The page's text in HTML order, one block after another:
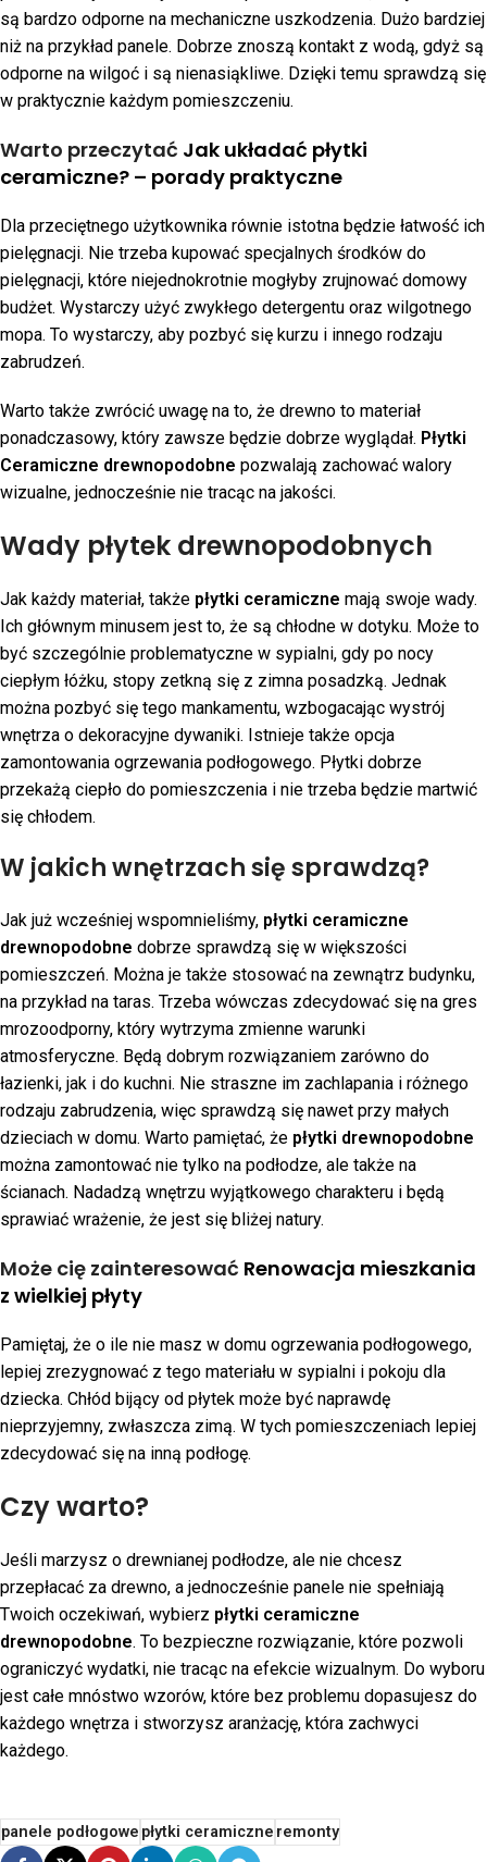
są bardzo odporne na mechaniczne uszkodzenia. Dużo bardziej
niż na przykład panele. Dobrze znoszą kontakt z wodą, gdyż są
odporne na wilgoć i są nienasiąkliwe. Dzięki temu sprawdzą się
w praktycznie każdym pomieszczeniu.
Warto przeczytać Jak układać płytki
ceramiczne? – porady praktyczne
Dla przeciętnego użytkownika równie istotna będzie łatwość ich
pielęgnacji. Nie trzeba kupować specjalnych środków do
pielęgnacji, które niejednokrotnie mogłyby zrujnować domowy
budżet. Wystarczy użyć zwykłego detergentu oraz wilgotnego
mopa. To wystarczy, aby pozbyć się kurzu i innego rodzaju
zabrudzeń.
Warto także zwrócić uwagę na to, że drewno to materiał
ponadczasowy, który zawsze będzie dobrze wyglądał. Płytki
Ceramiczne drewnopodobne pozwalają zachować walory
wizualne, jednocześnie nie tracąc na jakości.
Wady płytek drewnopodobnych
Jak każdy materiał, także płytki ceramiczne mają swoje wady.
Ich głównym minusem jest to, że są chłodne w dotyku. Może to
być szczególnie problematyczne w sypialni, gdy po nocy
ciepłym łóżku, stopy zetkną się z zimna posadzką. Jednak
można pozbyć się tego mankamentu, wzbogacając wystrój
wnętrza o dekoracyjne dywaniki. Istnieje także opcja
zamontowania ogrzewania podłogowego. Płytki dobrze
przekażą ciepło do pomieszczenia i nie trzeba będzie martwić
się chłodem.
W jakich wnętrzach się sprawdzą?
Jak już wcześniej wspomnieliśmy, płytki ceramiczne
drewnopodobne dobrze sprawdzą się w większości
pomieszczeń. Można je także stosować na zewnątrz budynku,
na przykład na taras. Trzeba wówczas zdecydować się na gres
mrozoodporny, który wytrzyma zmienne warunki
atmosferyczne. Będą dobrym rozwiązaniem zarówno do
łazienki, jak i do kuchni. Nie straszne im zachlapania i różnego
rodzaju zabrudzenia, więc sprawdzą się nawet przy małych
dzieciach w domu. Warto pamiętać, że płytki drewnopodobne
można zamontować nie tylko na podłodze, ale także na
ścianach. Nadadzą wnętrzu wyjątkowego charakteru i będą
sprawiać wrażenie, że jest się bliżej natury.
Może cię zainteresować Renowacja mieszkania
z wielkiej płyty
Pamiętaj, że o ile nie masz w domu ogrzewania podłogowego,
lepiej zrezygnować z tego materiału w sypialni i pokoju dla
dziecka. Chłód bijący od płytek może być naprawdę
nieprzyjemny, zwłaszcza zimą. W tych pomieszczeniach lepiej
zdecydować się na inną podłogę.
Czy warto?
Jeśli marzysz o drewnianej podłodze, ale nie chcesz
przepłacać za drewno, a jednocześnie panele nie spełniają
Twoich oczekiwań, wybierz płytki ceramiczne
drewnopodobne. To bezpieczne rozwiązanie, które pozwoli
ograniczyć wydatki, nie tracąc na efekcie wizualnym. Do wyboru
jest całe mnóstwo wzorów, które bez problemu dopasujesz do
każdego wnętrza i stworzysz aranżację, która zachwyci
każdego.
panele podłogowepłytki ceramiczne remonty